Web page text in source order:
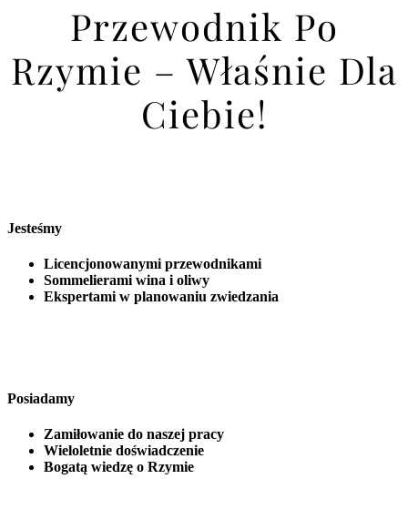
Przewodnik Po
Rzymie – Właśnie Dla
Ciebie!
Jesteśmy
Licencjonowanymi przewodnikami
Sommelierami wina i oliwy
Ekspertami w planowaniu zwiedzania
Posiadamy
Zamiłowanie do naszej pracy
Wieloletnie doświadczenie
Bogatą wiedzę o Rzymie